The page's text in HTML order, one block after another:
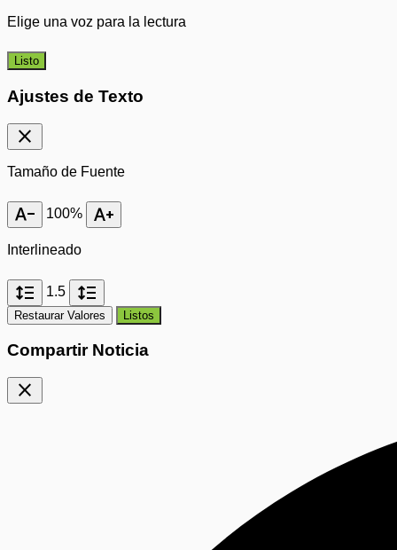
Elige una voz para la lectura
Listo
Ajustes de Texto
close
Tamaño de Fuente
text_decrease 100% text_increase
Interlineado
format_line_spacing 1.5 format_line_spacing
Restaurar Valores Listos
Compartir Noticia
close